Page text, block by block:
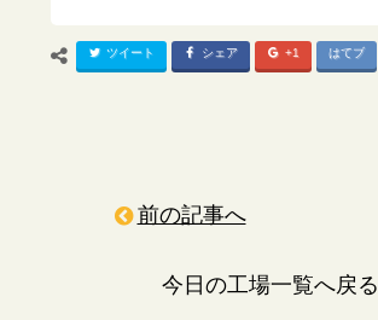
ツイート シェア +1 はてブ
前の記事へ
今日の工場一覧へ戻る